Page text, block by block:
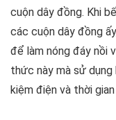
cuộn dây đồng. Khi
các cuộn dây đồng
để làm nóng đáy nồi
thức này mà sử
kiệm điện và thời